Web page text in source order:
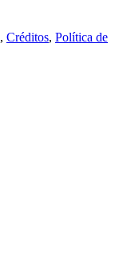
, Créditos, Política de